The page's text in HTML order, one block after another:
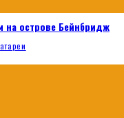
острове Бейнбридж